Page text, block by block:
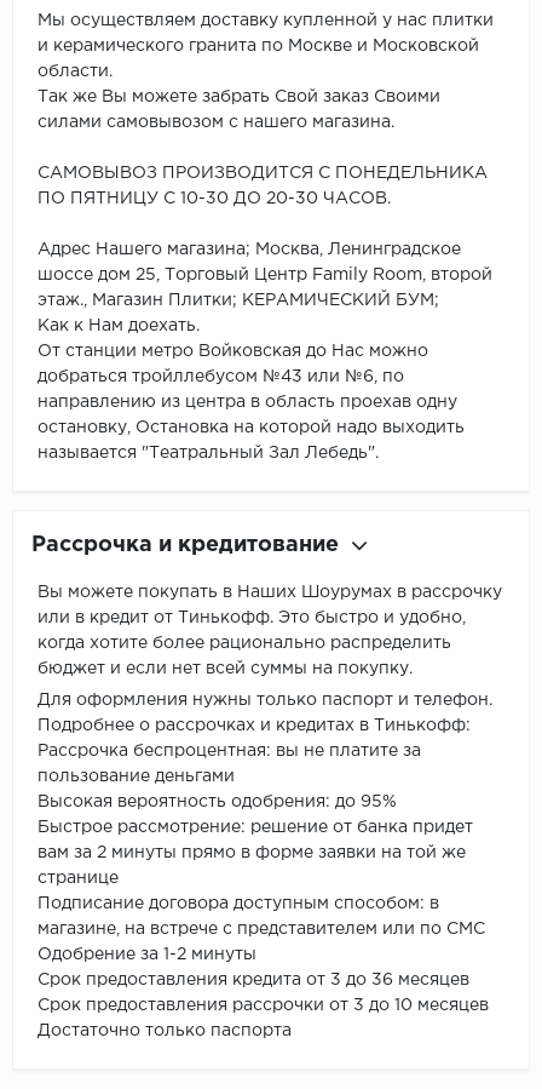
Мы осуществляем доставку купленной у нас плитки
и керамического гранита по Москве и Московской
области.
Так же Вы можете забрать Свой заказ Своими
силами самовывозом с нашего магазина.
САМОВЫВОЗ ПРОИЗВОДИТСЯ С ПОНЕДЕЛЬНИКА
ПО ПЯТНИЦУ С 10-30 ДО 20-30 ЧАСОВ.
Адрес Нашего магазина; Москва, Ленинградское
шоссе дом 25, Торговый Центр Family Room, второй
этаж., Магазин Плитки; КЕРАМИЧЕСКИЙ БУМ;
Как к Нам доехать.
От станции метро Войковская до Нас можно
добраться тройллебусом №43 или №6, по
направлению из центра в область проехав одну
остановку, Остановка на которой надо выходить
называется "Театральный Зал Лебедь".
Рассрочка и кредитование
Вы можете покупать в Наших Шоурумах в рассрочку
или в кредит от Тинькофф. Это быстро и удобно,
когда хотите более рационально распределить
бюджет и если нет всей суммы на покупку.
Для оформления нужны только паспорт и телефон.
Подробнее о рассрочках и кредитах в Тинькофф:
Рассрочка беспроцентная: вы не платите за
пользование деньгами
Высокая вероятность одобрения: до 95%
Быстрое рассмотрение: решение от банка придет
вам за 2 минуты прямо в форме заявки на той же
странице
Подписание договора доступным способом: в
магазине, на встрече с представителем или по СМС
Одобрение за 1-2 минуты
Срок предоставления кредита от 3 до 36 месяцев
Срок предоставления рассрочки от 3 до 10 месяцев
Достаточно только паспорта